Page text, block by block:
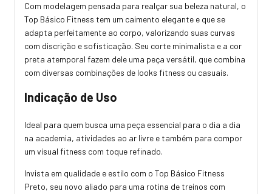
Com modelagem pensada para realçar sua beleza natural, o
Top Básico Fitness tem um caimento elegante e que se
adapta perfeitamente ao corpo, valorizando suas curvas
com discrição e sofisticação. Seu corte minimalista e a cor
preta atemporal fazem dele uma peça versátil, que combina
com diversas combinações de looks fitness ou casuais.
Indicação de Uso
Ideal para quem busca uma peça essencial para o dia a dia
na academia, atividades ao ar livre e também para compor
um visual fitness com toque refinado.
Invista em qualidade e estilo com o Top Básico Fitness
Preto, seu novo aliado para uma rotina de treinos com